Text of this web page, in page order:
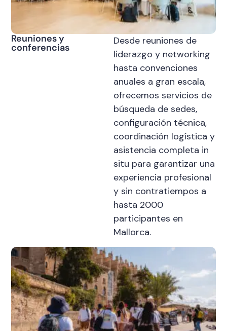
Reuniones y
conferencias
Desde reuniones de
liderazgo y networking
hasta convenciones
anuales a gran escala,
ofrecemos servicios de
búsqueda de sedes,
configuración técnica,
coordinación logística y
asistencia completa in
situ para garantizar una
experiencia profesional
y sin contratiempos a
hasta 2000
participantes en
Mallorca.